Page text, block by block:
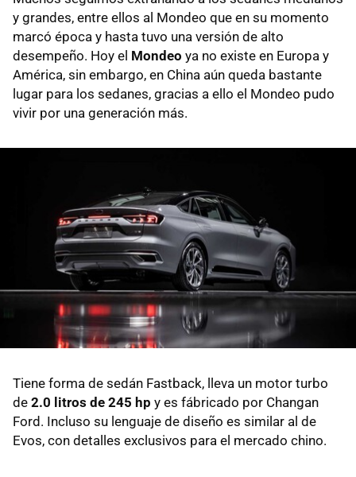
y grandes, entre ellos al Mondeo que en su momento
marcó época y hasta tuvo una versión de alto
desempeño. Hoy el Mondeo ya no existe en Europa y
América, sin embargo, en China aún queda bastante
lugar para los sedanes, gracias a ello el Mondeo pudo
vivir por una generación más.
Tiene forma de sedán Fastback, lleva un motor turbo
de 2.0 litros de 245 hp y es fábricado por Changan
Ford. Incluso su lenguaje de diseño es similar al de
Evos, con detalles exclusivos para el mercado chino.